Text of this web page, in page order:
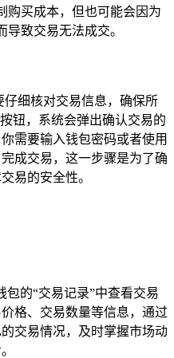
购买成本，但也可能会因为
致交易无法成交。
细核对交易信息，确保所
钮，系统会弹出确认交易的
需要输入钱包密码或者使用
成交易，这一步骤是为了确
易的安全性。
包的“交易记录”中查看交易
格、交易数量等信息，通过
交易情况，及时掌握市场动